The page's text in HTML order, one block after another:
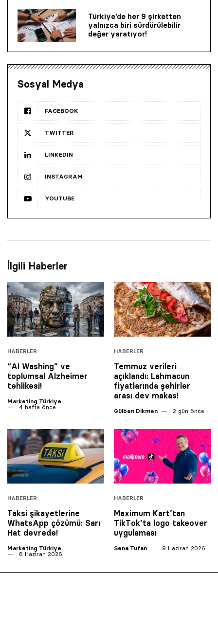
Türkiye’de her 9 şirketten
yalnızca biri sürdürülebilir
değer yaratıyor!
Sosyal Medya
FACEBOOK
TWITTER
LINKEDIN
INSTAGRAM
YOUTUBE
İlgili Haberler
HABERLER
“AI Washing” ve
toplumsal Alzheimer
tehlikesi!
Marketing Türkiye
4 hafta önce
HABERLER
Temmuz verileri
açıklandı: Lahmacun
fiyatlarında şehirler
arası dev makas!
Gülben Dikmen 2 gün önce
HABERLER
Taksi şikayetlerine
WhatsApp çözümü: Sarı
Hat devrede!
Marketing Türkiye
8 Haziran 2026
HABERLER
Maximum Kart’tan
TikTok’ta logo takeover
uygulaması
Sena Tufan 9 Haziran 2026